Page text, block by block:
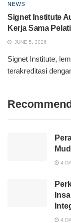
NEWS
Signet Institute
Kerja Sama
JUNE 5, 2026
Signet Institute,
terakreditasi
4
4